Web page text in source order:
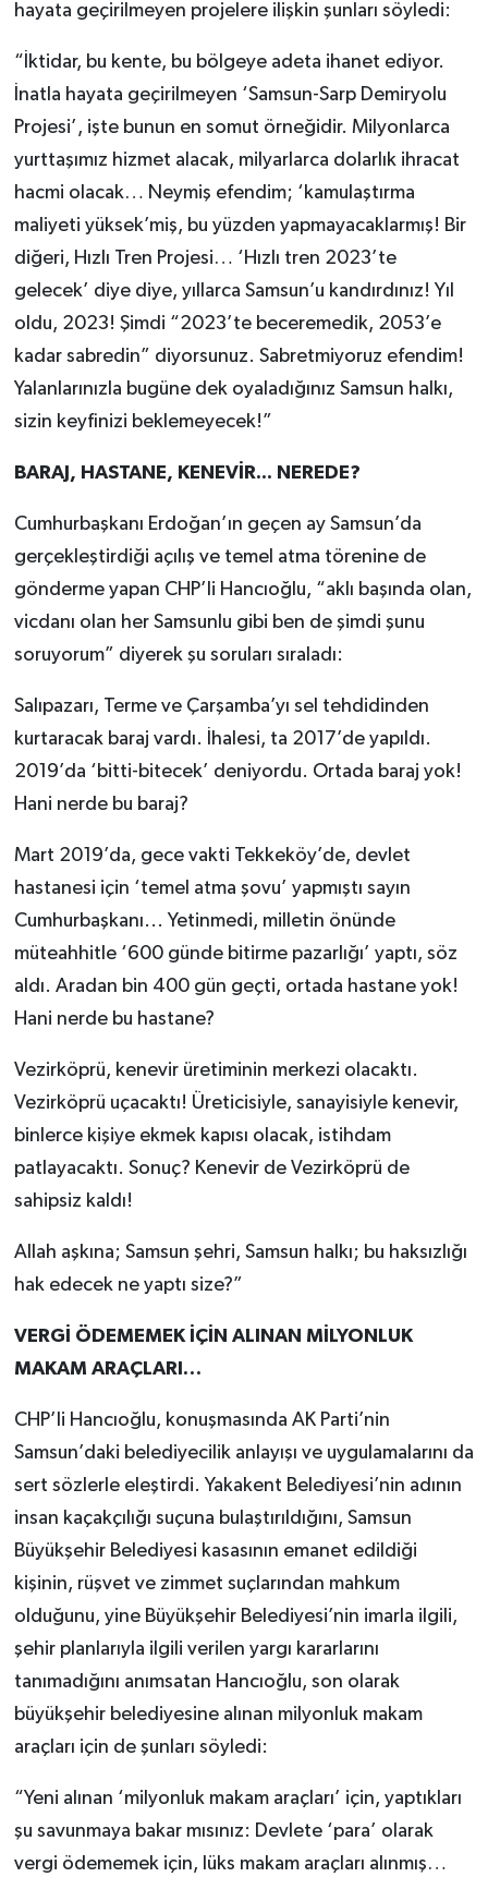
hayata geçirilmeyen projelere ilişkin şunları söyledi:
“İktidar, bu kente, bu bölgeye adeta ihanet ediyor.
İnatla hayata geçirilmeyen ‘Samsun-Sarp Demiryolu
Projesi’, işte bunun en somut örneğidir. Milyonlarca
yurttaşımız hizmet alacak, milyarlarca dolarlık ihracat
hacmi olacak… Neymiş efendim; ‘kamulaştırma
maliyeti yüksek’miş, bu yüzden yapmayacaklarmış! Bir
diğeri, Hızlı Tren Projesi… ‘Hızlı tren 2023’te
gelecek’ diye diye, yıllarca Samsun’u kandırdınız! Yıl
oldu, 2023! Şimdi “2023’te beceremedik, 2053’e
kadar sabredin” diyorsunuz. Sabretmiyoruz efendim!
Yalanlarınızla bugüne dek oyaladığınız Samsun halkı,
sizin keyfinizi beklemeyecek!”
BARAJ, HASTANE, KENEVİR... NEREDE?
Cumhurbaşkanı Erdoğan’ın geçen ay Samsun’da
gerçekleştirdiği açılış ve temel atma törenine de
gönderme yapan CHP’li Hancıoğlu, “aklı başında olan,
vicdanı olan her Samsunlu gibi ben de şimdi şunu
soruyorum” diyerek şu soruları sıraladı:
Salıpazarı, Terme ve Çarşamba’yı sel tehdidinden
kurtaracak baraj vardı. İhalesi, ta 2017’de yapıldı.
2019’da ‘bitti-bitecek’ deniyordu. Ortada baraj yok!
Hani nerde bu baraj?
Mart 2019’da, gece vakti Tekkeköy’de, devlet
hastanesi için ‘temel atma şovu’ yapmıştı sayın
Cumhurbaşkanı... Yetinmedi, milletin önünde
müteahhitle ‘600 günde bitirme pazarlığı’ yaptı, söz
aldı. Aradan bin 400 gün geçti, ortada hastane yok!
Hani nerde bu hastane?
Vezirköprü, kenevir üretiminin merkezi olacaktı.
Vezirköprü uçacaktı! Üreticisiyle, sanayisiyle kenevir,
binlerce kişiye ekmek kapısı olacak, istihdam
patlayacaktı. Sonuç? Kenevir de Vezirköprü de
sahipsiz kaldı!
Allah aşkına; Samsun şehri, Samsun halkı; bu haksızlığı
hak edecek ne yaptı size?”
VERGİ ÖDEMEMEK İÇİN ALINAN MİLYONLUK
MAKAM ARAÇLARI…
CHP’li Hancıoğlu, konuşmasında AK Parti’nin
Samsun’daki belediyecilik anlayışı ve uygulamalarını da
sert sözlerle eleştirdi. Yakakent Belediyesi’nin adının
insan kaçakçılığı suçuna bulaştırıldığını, Samsun
Büyükşehir Belediyesi kasasının emanet edildiği
kişinin, rüşvet ve zimmet suçlarından mahkum
olduğunu, yine Büyükşehir Belediyesi’nin imarla ilgili,
şehir planlarıyla ilgili verilen yargı kararlarını
tanımadığını anımsatan Hancıoğlu, son olarak
büyükşehir belediyesine alınan milyonluk makam
araçları için de şunları söyledi:
“Yeni alınan ‘milyonluk makam araçları’ için, yaptıkları
şu savunmaya bakar mısınız: Devlete ‘para’ olarak
vergi ödememek için, lüks makam araçları alınmış…